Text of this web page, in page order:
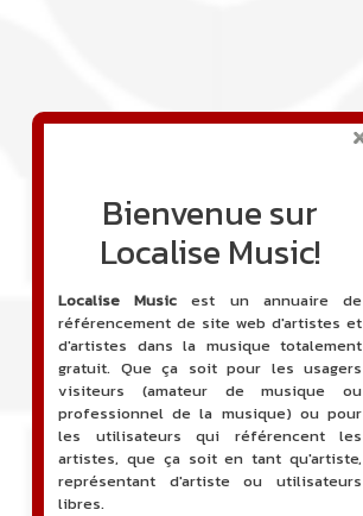
Bienvenue sur
Localise Music!
Localise Music est un annuaire de
référencement de site web d'artistes et
d'artistes dans la musique totalement
gratuit. Que ça soit pour les usagers
visiteurs (amateur de musique ou
professionnel de la musique) ou pour
les utilisateurs qui référencent les
artistes, que ça soit en tant qu'artiste,
représentant d'artiste ou utilisateurs
libres.